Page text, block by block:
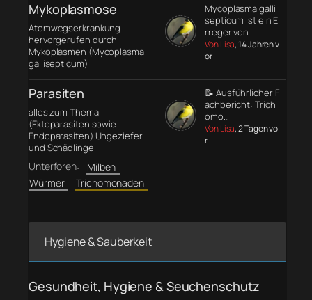
Mykoplasmose
Atemwegserkrankung
hervorgerufen durch
Mykoplasmen (Mycoplasma
gallisepticum)
Mycoplasma galli
septicum ist ein E
rreger von …
Von Lisa, 14 Jahren v
or
Parasiten
alles zum Thema
(Ektoparasiten sowie
Endoparasiten) Ungeziefer
und Schädlinge
Unterforen:
Milben
Würmer
Trichomonaden
📝 Ausführlicher F
achbericht: Trich
omo…
Von Lisa, 2 Tagen vo
r
Hygiene & Sauberkeit
Gesundheit, Hygiene & Seuchenschutz